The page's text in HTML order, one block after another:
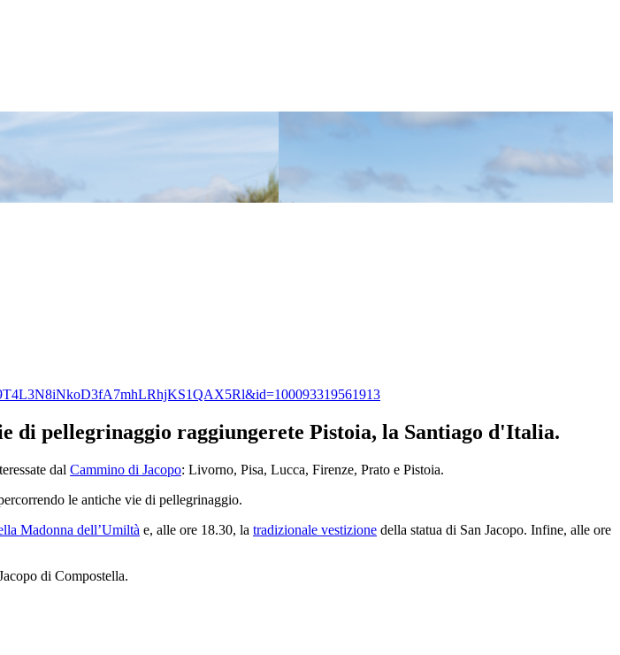
pellegrinaggio raggiungerete Pistoia, la Santiago d'Italia.
dal Cammino di Jacopo: Livorno, Pisa, Lucca, Firenze, Prato e Pistoia.
le antiche vie di pellegrinaggio.
Madonna dell’Umiltà e, alle ore 18.30, la tradizionale vestizione della statua di San Jacopo. Infine, alle ore
di Compostella.